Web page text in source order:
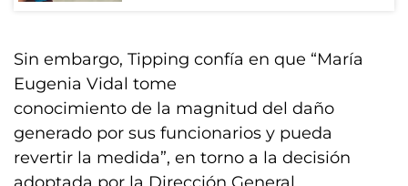
Sin embargo, Tipping confía en que “María
Eugenia Vidal tome
conocimiento de la magnitud del daño
generado por sus funcionarios y pueda
revertir la medida”, en torno a la decisión